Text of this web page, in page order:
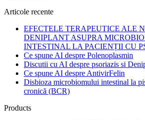
Articole recente
EFECTELE TERAPEUTICE ALE
DENIPLANT ASUPRA
INTESTINAL LA PACIENȚII CU
Ce spune AI despre Polenoplasmin
Discutii cu AI despre psoriazis si
Ce spune AI despre AntivirFelin
Disbioza microbiomului intestinal la
cronică (BCR)
Products